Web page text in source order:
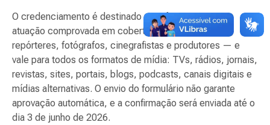
O credenciamento é destinado a profissionais com
atuação comprovada em cobertura jornalística —
repórteres, fotógrafos, cinegrafistas e produtores — e
vale para todos os formatos de mídia: TVs, rádios, jornais,
revistas, sites, portais, blogs, podcasts, canais digitais e
mídias alternativas. O envio do formulário não garante
aprovação automática, e a confirmação será enviada até o
dia 3 de junho de 2026.